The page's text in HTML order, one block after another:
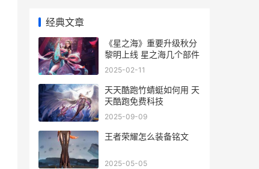
经典文章
《星之海》重要升级秋分
黎明上线 星之海几个部件
2025-02-11
天天酷跑竹蜻蜓如何用 天
天酷跑免费科技
2025-09-09
王者荣耀怎么装备铭文
2025-05-05